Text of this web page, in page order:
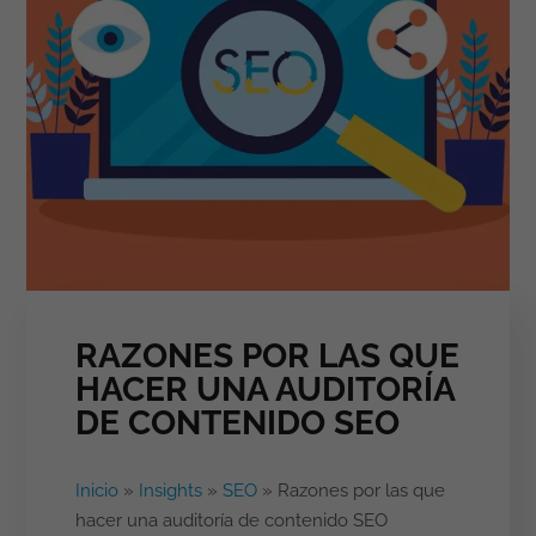
RAZONES POR LAS QUE
HACER UNA AUDITORÍA
DE CONTENIDO SEO
Inicio» Insights» SEO» Razones por las que
hacer una auditoría de contenido SEO